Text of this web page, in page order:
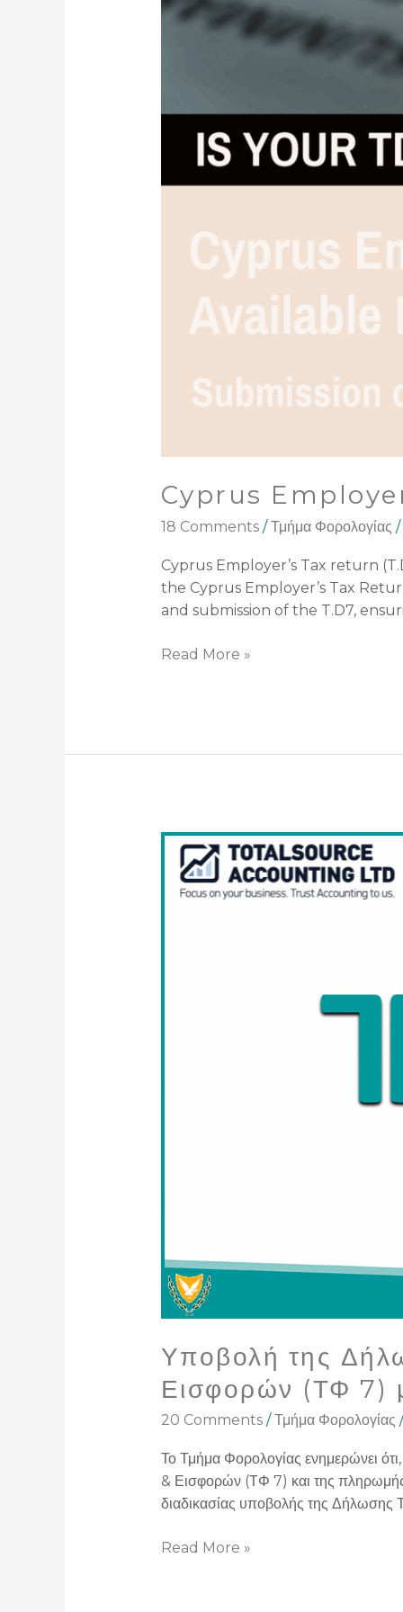
Cyprus
18 Comments /Τμήμα Φορολογίας /
Cyprus Employer’s Tax return
the Cyprus Employer’s Tax
and submission of the T.D7,
Read More »
Υποβολή της
Εισφορών (ΤΦ 7)
20 Comments /Τμήμα Φορολογίας
Το Τμήμα Φορολογίας ενημερώνει
& Εισφορών (ΤΦ 7) και της
διαδικασίας υποβολής της
Υποβολή
της
Δήλωσης
Read More »